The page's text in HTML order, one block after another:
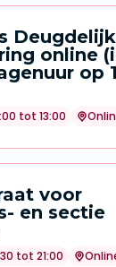
online
op 1
tot 13:00
voor
en sectie
tot 21:00